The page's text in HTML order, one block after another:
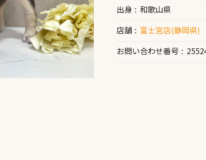
出身
和歌山県
店舗
富士宮店(静岡県)
お問い合わせ番号